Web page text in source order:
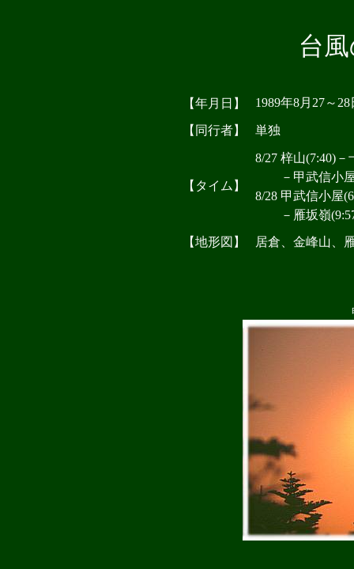
台
【年月日】 1989年8月27～28
【同行者】 単独
【タイム】
8/27 梓山(7:40)－
－甲武信小屋
8/28 甲武信小屋
－雁坂嶺(9:57)
【地形図】
居倉、金峰山、